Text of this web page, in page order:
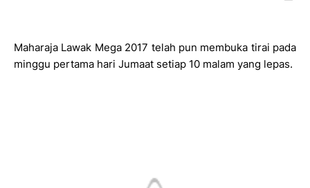
Maharaja Lawak Mega 2017 telah pun membuka tirai pada
minggu pertama hari Jumaat setiap 10 malam yang lepas.